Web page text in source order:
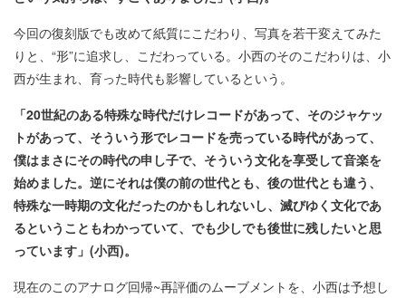
今回の復刻版でも改めて紙質にこだわり、写真を若干変えてみた
りと、“形”に追求し、こだわっている。小西のそのこだわりは、小
西が生まれ、育った時代も影響しているという。
「20世紀のある特殊な時代だけレコードがあって、そのジャケッ
トがあって、そういう形でレコードを売っている時代があって、
僕はまさにその時代の申し子で、そういう文化を享受して音楽を
始めました。逆にそれは僕の前の世代とも、後の世代とも違う、
特殊な一時期の文化だったのかもしれないし、滅びゆく文化であ
るということもわかっていて、でも少しでも後世に残したいと思
っています」(小西)。
現在のこのアナログ回帰~再評価のムーブメントを、小西は予想し